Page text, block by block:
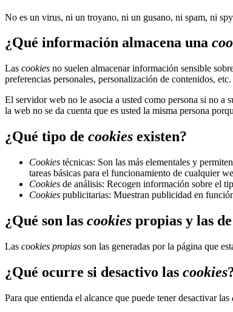
No es un virus, ni un troyano, ni un gusano, ni spam, ni
¿Qué información almacena una
Las cookies no suelen almacenar información sensible
preferencias personales, personalización de contenidos, etc.
El servidor web no le asocia a usted como persona si no
la web no se da cuenta que es usted la misma persona
¿Qué tipo de cookies existen?
Cookies técnicas: Son las más elementales y
tareas básicas para el funcionamiento de cualquier
Cookies de análisis: Recogen información sobre el
Cookies publicitarias: Muestran publicidad en
¿Qué son las cookies propias y las
Las cookies propias son las generadas por la página que
¿Qué ocurre si desactivo las cookies
Para que entienda el alcance que puede tener desactivar las